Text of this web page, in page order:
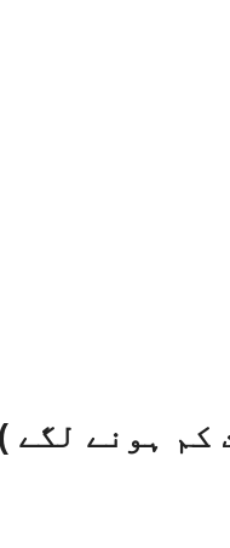
کم ہونے لگے